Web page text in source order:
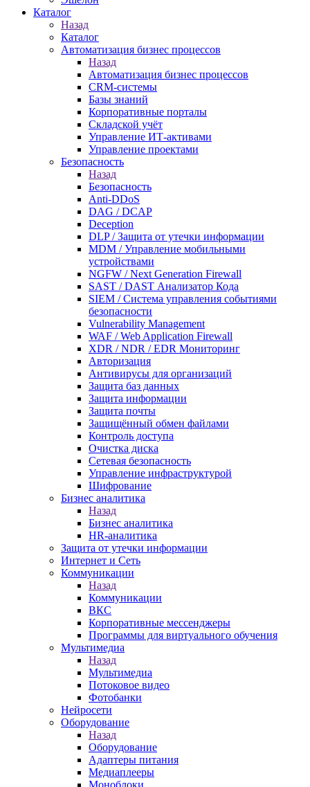
Каталог
Назад
Каталог
Автоматизация бизнес процессов
Назад
Автоматизация бизнес процессов
CRM-системы
Базы знаний
Корпоративные порталы
Складской учёт
Управление ИТ-активами
Управление проектами
Безопасность
Назад
Безопасность
Anti-DDoS
DAG / DCAP
Deception
DLP / Защита от утечки информации
MDM / Управление мобильными
устройствами
NGFW / Next Generation Firewall
SAST / DAST Анализатор Кода
SIEM / Система управления событиями
безопасности
Vulnerability Management
WAF / Web Application Firewall
XDR / NDR / EDR Мониторинг
Авторизация
Антивирусы для организаций
Защита баз данных
Защита информации
Защита почты
Защищённый обмен файлами
Контроль доступа
Очистка диска
Сетевая безопасность
Управление инфраструктурой
Шифрование
Бизнес аналитика
Назад
Бизнес аналитика
HR-аналитика
Защита от утечки информации
Интернет и Сеть
Коммуникации
Назад
Коммуникации
ВКС
Корпоративные мессенджеры
Программы для виртуального обучения
Мультимедиа
Назад
Мультимедиа
Потоковое видео
Фотобанки
Нейросети
Оборудование
Назад
Оборудование
Адаптеры питания
Медиаплееры
Моноблоки